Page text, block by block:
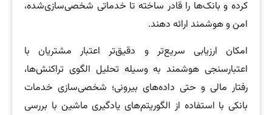
کرده و بانک‌ها را قادر ساخته تا خدماتی شخصی‌سازی‌شده،
امن و هوشمند ارائه دهند.
امکان ارزیابی سریع‌تر و دقیق‌تر اعتبار مشتریان با
اعتبارسنجی هوشمند به وسیله تحلیل الگوی تراکنش‌ها،
رفتار مالی و حتی داده‌های بیرونی؛ شخصی‌سازی خدمات
بانکی با استفاده از الگوریتم‌های یادگیری ماشین با بررسی